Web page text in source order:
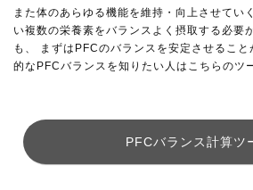
また体のあらゆる機能を維持・向上させてい
い複数の栄養素をバランスよく摂取する必要
も、 まずはPFCのバランスを安定させるこ
的なPFCバランスを知りたい人はこちらのツ
PFCバランス計算ツ